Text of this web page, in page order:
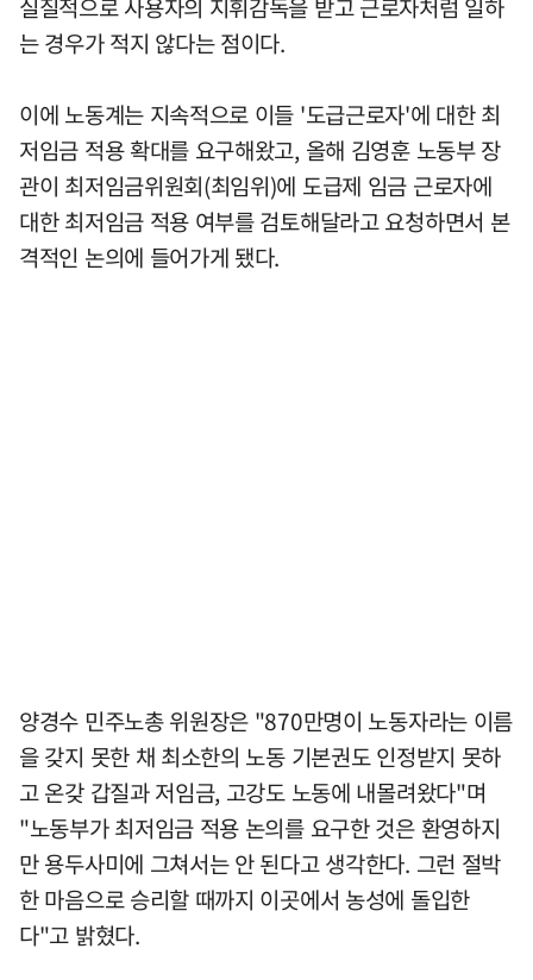
실질적으로 사용자의 지휘감독을 받고 근로자처럼 일하
는 경우가 적지 않다는 점이다.
이에 노동계는 지속적으로 이들 '도급근로자'에 대한 최
저임금 적용 확대를 요구해왔고, 올해 김영훈 노동부 장
관이 최저임금위원회(최임위)에 도급제 임금 근로자에
대한 최저임금 적용 여부를 검토해달라고 요청하면서 본
격적인 논의에 들어가게 됐다.
양경수 민주노총 위원장은 "870만명이 노동자라는 이름
을 갖지 못한 채 최소한의 노동 기본권도 인정받지 못하
고 온갖 갑질과 저임금, 고강도 노동에 내몰려왔다"며
"노동부가 최저임금 적용 논의를 요구한 것은 환영하지
만 용두사미에 그쳐서는 안 된다고 생각한다. 그런 절박
한 마음으로 승리할 때까지 이곳에서 농성에 돌입한
다"고 밝혔다.